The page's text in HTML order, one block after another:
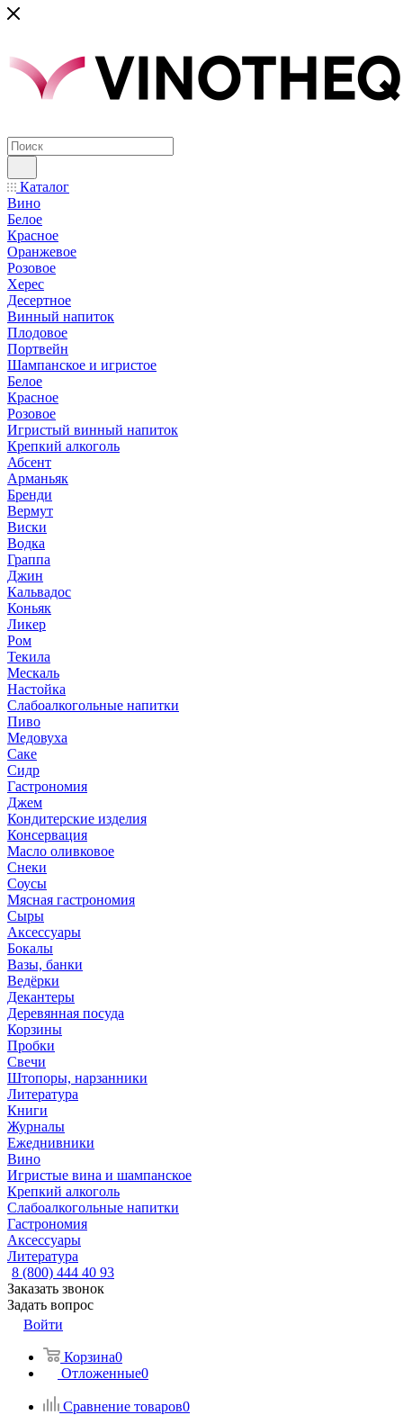
Каталог
Вино
Белое
Красное
Оранжевое
Розовое
Херес
Десертное
Винный напиток
Плодовое
Портвейн
Шампанское и игристое
Белое
Красное
Розовое
Игристый винный напиток
Крепкий алкоголь
Абсент
Арманьяк
Бренди
Вермут
Виски
Водка
Граппа
Джин
Кальвадос
Коньяк
Ликер
Ром
Текила
Мескаль
Настойка
Слабоалкогольные напитки
Пиво
Медовуха
Саке
Сидр
Гастрономия
Джем
Кондитерские изделия
Консервация
Масло оливковое
Снеки
Соусы
Мясная гастрономия
Сыры
Аксессуары
Бокалы
Вазы, банки
Ведёрки
Декантеры
Деревянная посуда
Корзины
Пробки
Свечи
Штопоры, нарзанники
Литература
Книги
Журналы
Ежеднивники
Вино
Игристые вина и шампанское
Крепкий алкоголь
Слабоалкогольные напитки
Гастрономия
Аксессуары
Литература
8 (800) 444 40 93
Заказать звонок
Задать вопрос
Войти
Корзина0
Отложенные0
Сравнение товаров0